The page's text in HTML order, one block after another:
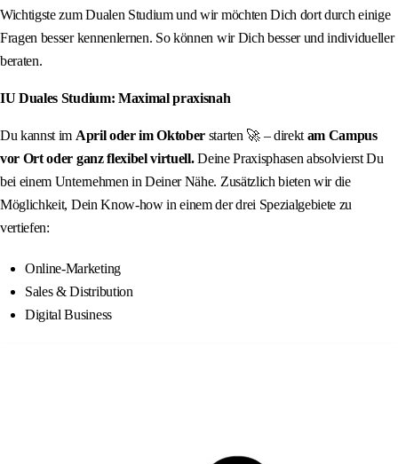
Wichtigste zum Dualen Studium und wir möchten Dich dort durch einige
Fragen besser kennenlernen. So können wir Dich besser und individueller
beraten.
IU Duales Studium: Maximal praxisnah
Du kannst im April oder im Oktober starten 🚀 – direkt am Campus
vor Ort oder ganz flexibel virtuell.Deine Praxisphasen absolvierst Du
bei einem Unternehmen in Deiner Nähe. Zusätzlich bieten wir die
Möglichkeit, Dein Know-how in einem der drei Spezialgebiete zu
vertiefen:
Online-Marketing
Sales & Distribution
Digital Business